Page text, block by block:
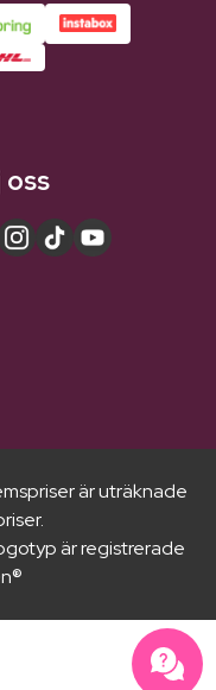
oss
är uträknade
är registrerade